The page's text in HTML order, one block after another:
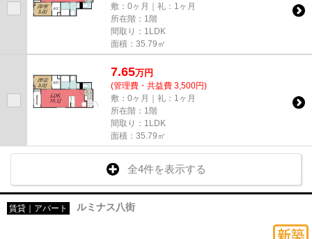
敷：0ヶ月｜礼：1ヶ月
所在階：1階
間取り：1LDK
面積：35.79㎡
7.65万円
(管理費・共益費 3,500円)
敷：0ヶ月｜礼：1ヶ月
所在階：1階
間取り：1LDK
面積：35.79㎡
全4件を表示する
賃貸｜アパート ルミナス八街